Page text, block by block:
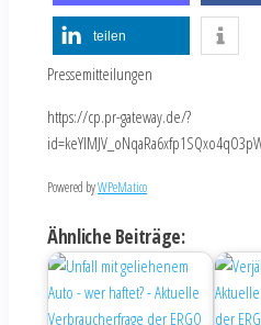
teilen
Pressemitteilungen
https://cp.pr-gateway.de/?
Powered byWPeMatico
Ähnliche Beiträge: